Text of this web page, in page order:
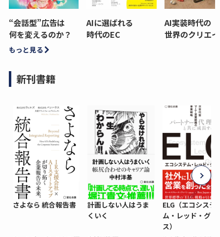
“会話型”広告は
何を変えるのか？
AIに選ばれる
時代のEC
AI実装時代の
世界のクリエ
もっと見る
新刊書籍
さよなら 統合報告書
計画しない人はうま
くいく
ELG（エコシステ
ム・レッド・グロ
ス）